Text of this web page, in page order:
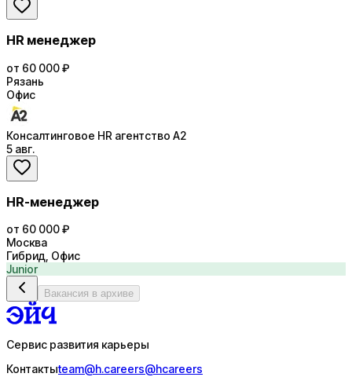
HR менеджер
от 60 000 ₽
Рязань
Офис
Консалтинговое HR агентство А2
5 авг.
HR-менеджер
от 60 000 ₽
Москва
Гибрид, Офис
Junior
Вакансия в архиве
Сервис развития карьеры
Контактыteam@h.careers@hcareers